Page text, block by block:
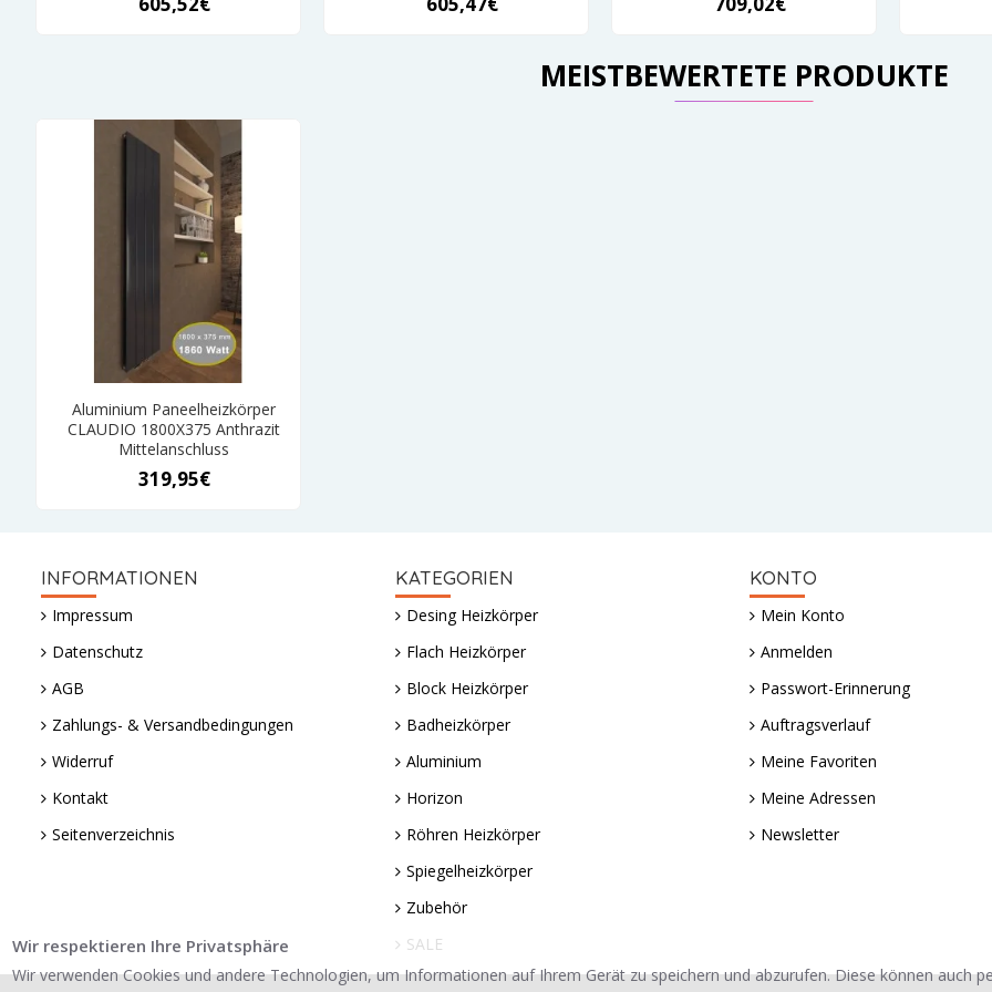
MEISTBEWERTETE PRODUKTE
Aluminium Paneelheizkörper
CLAUDIO 1800X375 Anthrazit
Mittelanschluss
319,95€
INFORMATIONEN
Impressum
Datenschutz
AGB
Zahlungs- & Versandbedingungen
Widerruf
Kontakt
Seitenverzeichnis
KATEGORIEN
Desing Heizkörper
Flach Heizkörper
Block Heizkörper
Badheizkörper
Aluminium
Horizon
Röhren Heizkörper
Spiegelheizkörper
Zubehör
SALE
KONTO
Mein Konto
Anmelden
Passwort-Erinnerung
Auftragsverlauf
Meine Favoriten
Meine Adressen
Newsletter
Wir respektieren Ihre Privatsphäre
Wir verwenden Cookies und andere Technologien, um Informationen auf Ihrem Gerät zu speichern und abzurufen. Diese können auch